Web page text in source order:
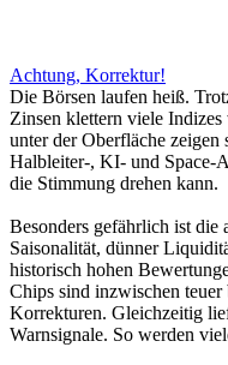
Achtung, Korrektur!
Die Börsen laufen heiß.
Zinsen klettern viele
unter der Oberfläche
Halbleiter-, KI- und Space-
die Stimmung drehen kann.
Besonders gefährlich ist die
Saisonalität, dünner
historisch hohen
Chips sind inzwischen
Korrekturen. Gleichzeitig
Warnsignale. So werden